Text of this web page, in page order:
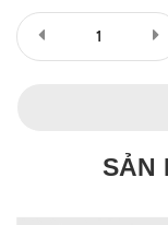
SẢN